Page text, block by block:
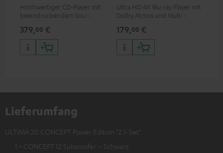
Hochwertiger CD-Player mit
beeindruckendem Sound und
379,00 €
Ultra HD 4K Blu-ray Player mit
Dolby Atmos und Multi HDR-
HDR10+ für eine überragende
Bildqualität mit lebensechten
Kontrasten und Farben
179,00 €
Lieferumfang
ULTIMA 20 CONCEPT Power Edition "2.1-Set"
1 × CONCEPT 12 Subwoofer – Schwarz